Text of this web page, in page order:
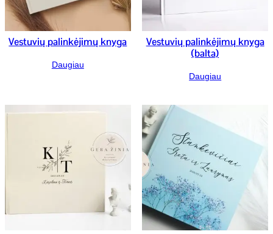
Vestuvių palinkėjimų knyga
Daugiau
Vestuvių palinkėjimų knyga
(balta)
Daugiau